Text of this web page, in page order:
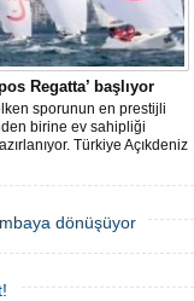
Regatta’ başlıyor
sporunun en prestijli
birine ev sahipliği
Türkiye Açıkdeniz
ve Eker Süt Ürünleri iş
Olympos Regatta, 7
alacak ve 16 Ağustos'a
tutkunlarını bir araya
dönüşüyor